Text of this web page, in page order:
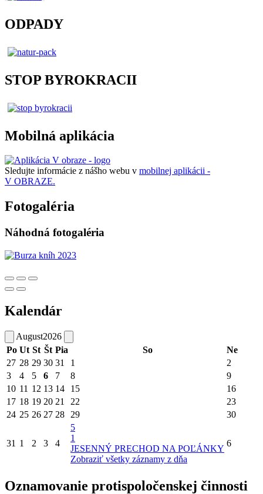
ODPADY
STOP BYROKRACII
Mobilná aplikácia
Sledujte informácie z nášho webu v mobilnej aplikácii -
V OBRAZE.
Fotogaléria
Náhodná fotogaléria
Kalendár
August2026
Po Ut St Št Pia So
Ne
27 28 29 30 31 1
2
3
4 5 6 7 8
9
10 11 12 13 14 15
16
17 18 19 20 21 22
23
24 25 26 27 28 29 30
31 1 2 3 4
5
1
JESENNÝ PRECHOD NA POĽÁNKY
Zobraziť všetky záznamy z dňa
6
Oznamovanie protispoločenskej činnosti